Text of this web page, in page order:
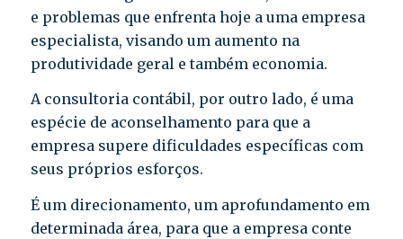
e problemas que enfrenta hoje a uma empresa
especialista, visando um aumento na
produtividade geral e também economia.
A consultoria contábil, por outro lado, é uma
espécie de aconselhamento para que a
empresa supere dificuldades específicas com
seus próprios esforços.
É um direcionamento, um aprofundamento em
determinada área, para que a empresa conte